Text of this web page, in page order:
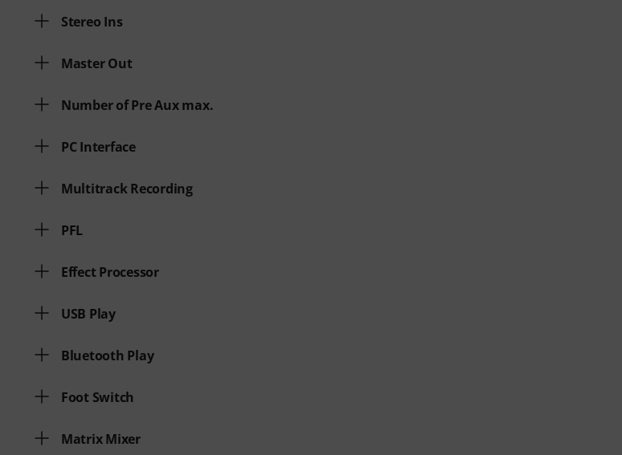
Stereo Ins
Master Out
Number of Pre Aux max.
PC Interface
Multitrack Recording
PFL
Effect Processor
USB Play
Bluetooth Play
Foot Switch
Matrix Mixer